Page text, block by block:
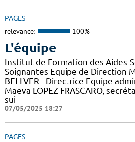
PAGES
relevance: 100%
L'équipe
Institut de Formation des Aides-
Soignantes Equipe de Direction
BELLVER - Directrice Equipe
Maeva LOPEZ FRASCARO,
sui
07/05/2025 18:27
PAGES